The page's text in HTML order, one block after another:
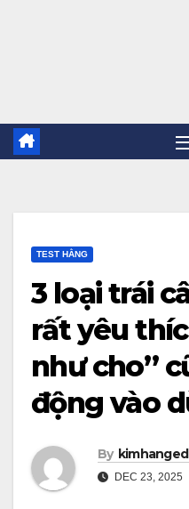
TEST HẰNG
3 loại trái
rất yêu
như cho”
động vào
By
DEC 23, 2025